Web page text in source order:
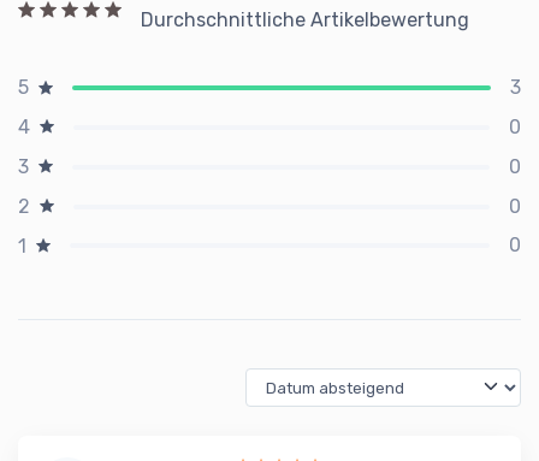
Durchschnittliche Artikelbewertung
5
3
4
0
3
0
2
0
1
0